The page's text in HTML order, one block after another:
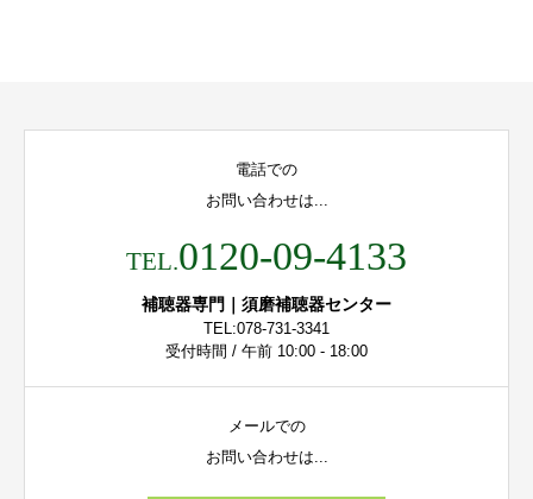
電話での
お問い合わせは...
TEL.0120-09-4133
補聴器専門｜須磨補聴器センター
TEL:078-731-3341
受付時間 / 午前 10:00 - 18:00
メールでの
お問い合わせは...